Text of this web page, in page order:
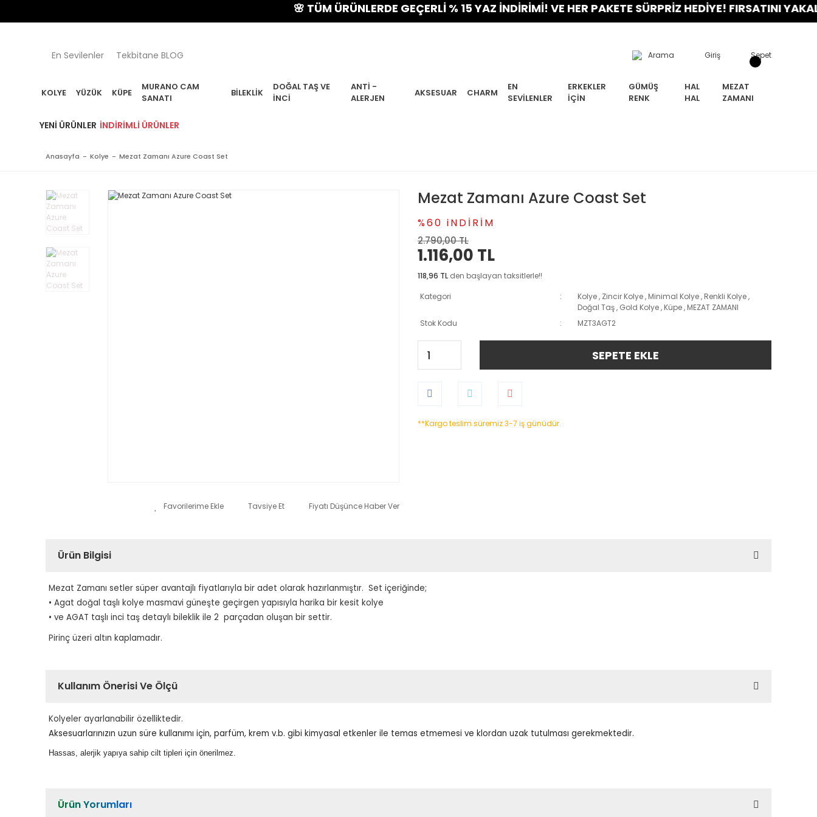
🌸 TÜM ÜRÜNLERDE GEÇERLİ % 15 YAZ İNDİRİMİ! VE HER PAKETE SÜRPRİZ HEDİYE! FIRSATINI YAKALA!
En Sevilenler Tekbitane BLOG Arama Giriş Sepet
KOLYE YÜZÜK KÜPE
MURANO CAM
SANATI
BILEKLIK
DOĞAL TAŞ VE
İNCI
ANTI -
ALERJEN
AKSESUAR CHARM
EN
SEVILENLER
ERKEKLER
İÇIN
GÜMÜŞ
RENK
HAL
HAL
MEZAT
ZAMANI
YENI ÜRÜNLER İNDIRIMLI ÜRÜNLER
Anasayfa Kolye Mezat Zamanı Azure Coast Set
Tavsiye Et Fiyatı Düşünce Haber Ver
Mezat Zamanı Azure Coast Set
%60 iNDİRİM
2.790,00 TL
1.116,00 TL
118,96 TL den başlayan taksitlerle!!
Kategori
Kolye , Zincir Kolye , Minimal Kolye , Renkli Kolye ,
Doğal Taş , Gold Kolye , Küpe , MEZAT ZAMANI
Stok Kodu
MZT3AGT2
SEPETE EKLE
**Kargo teslim süremiz 3-7 iş günüdür.
Ürün Bilgisi
Mezat Zamanı setler süper avantajlı fiyatlarıyla bir adet olarak hazırlanmıştır. Set içeriğinde;
• Agat doğal taşlı kolye masmavi güneşte geçirgen yapısıyla harika bir kesit kolye
• ve AGAT taşlı inci taş detaylı bileklik ile 2 parçadan oluşan bir settir.
Pirinç üzeri altın kaplamadır.
Kullanım Önerisi Ve Ölçü
Kolyeler ayarlanabilir özelliktedir.
Aksesuarlarınızın uzun süre kullanımı için, parfüm, krem v.b. gibi kimyasal etkenler ile temas etmemesi ve klordan uzak tutulması gerekmektedir.
Hassas, alerjik yapıya sahip cilt tipleri için önerilmez.
Ürün Yorumları